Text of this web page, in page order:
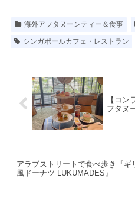
海外アフタヌーンティー＆食事
シンガポールカフェ・レストラン
【コン
フタヌ
アラブストリートで食べ歩き『ギ
風ドーナツ LUKUMADES』